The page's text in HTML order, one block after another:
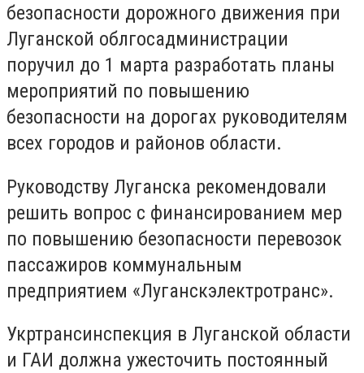
безопасности дорожного движения при
Луганской облгосадминистрации
поручил до 1 марта разработать планы
мероприятий по повышению
безопасности на дорогах руководителям
всех городов и районов области.
Руководству Луганска рекомендовали
решить вопрос с финансированием мер
по повышению безопасности перевозок
пассажиров коммунальным
предприятием «Луганскэлектротранс».
Укртрансинспекция в Луганской области
и ГАИ должна ужесточить постоянный